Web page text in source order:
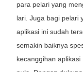
para pelari yang
lari. Juga bagi pelari
aplikasi ini sudah
semakin baiknya
kecanggihan